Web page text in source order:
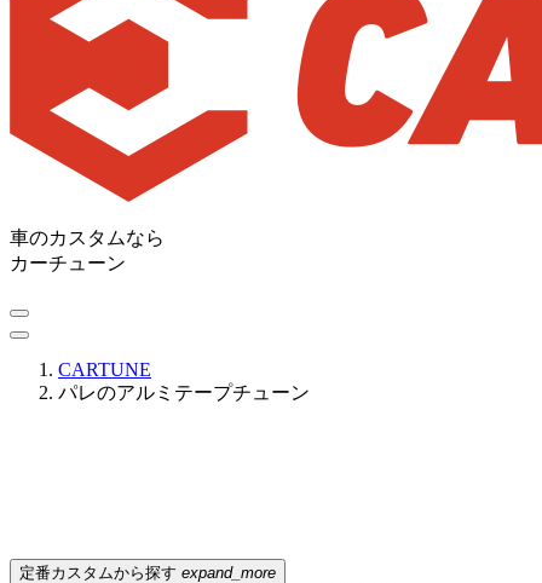
車のカスタムなら
カーチューン
CARTUNE
パレのアルミテープチューン
定番カスタムから探す expand_more